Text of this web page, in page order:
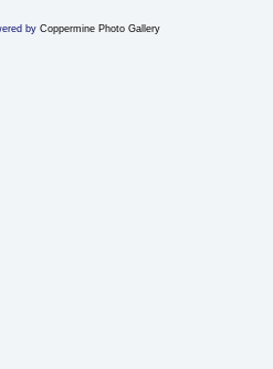
by Coppermine Photo Gallery